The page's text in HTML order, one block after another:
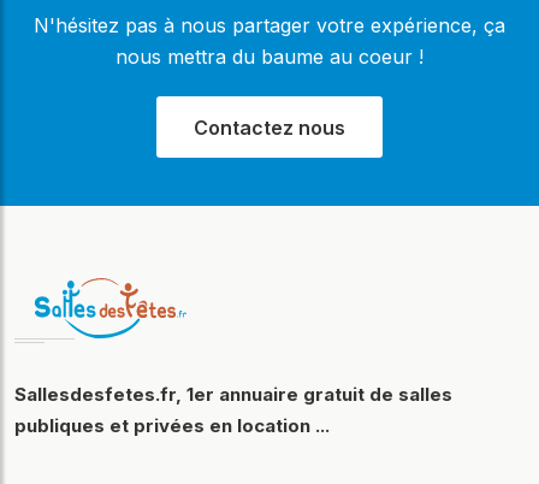
N'hésitez pas à nous partager votre expérience, ça
nous mettra du baume au coeur !
Contactez nous
Sallesdesfetes.fr, 1er annuaire gratuit de salles
publiques et privées en location ...